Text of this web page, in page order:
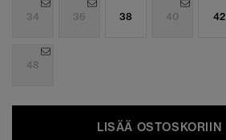
34 36 38 40 42
48
LISÄÄ OSTOSKORIIN